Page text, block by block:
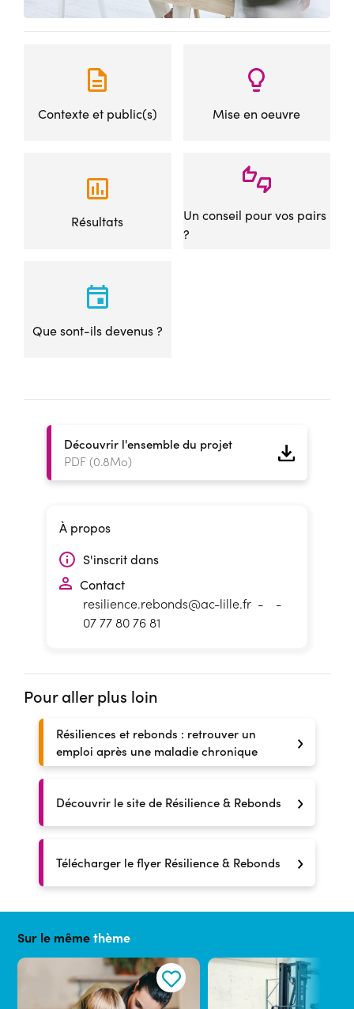
Contexte et public(s) Mise en oeuvre
Résultats
Un conseil pour vos pairs
?
Que sont-ils devenus ?
Découvrir l'ensemble du projet
PDF (0.8Mo)
À propos
S'inscrit dans
Contact
resilience.rebonds@ac-lille.fr -
-
07 77 80 76 81
Pour aller plus loin
Résiliences et rebonds : retrouver un
emploi après une maladie chronique
Découvrir le site de Résilience & Rebonds
Télécharger le flyer Résilience & Rebonds
Sur le mêmethème